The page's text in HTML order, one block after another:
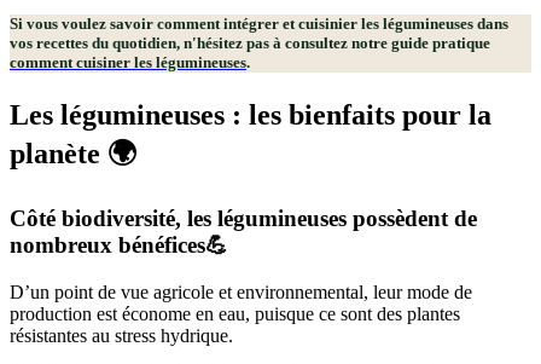
Si vous voulez savoir comment intégrer et cuisinier les légumineuses dans
vos recettes du quotidien, n'hésitez pas à consultez notre guide pratique
comment cuisiner les légumineuses.
Les légumineuses : les bienfaits pour la
planète 🌍
Côté biodiversité, les légumineuses possèdent de
nombreux bénéfices💪
D’un point de vue agricole et environnemental, leur mode de
production est économe en eau, puisque ce sont des plantes
résistantes au stress hydrique.